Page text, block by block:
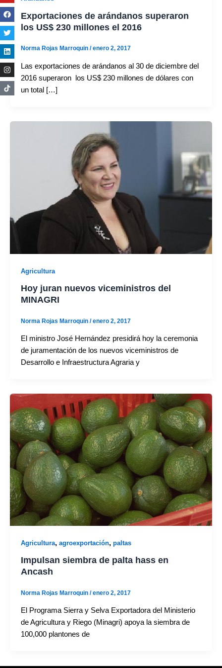
Exportaciones de arándanos superaron
los US$ 230 millones el 2016
Norma Rojas Marroquin /enero 2, 2017
Las exportaciones de arándanos al 30 de diciembre del
2016 superaron los US$ 230 millones de dólares con
un total […]
Agricultura
Hoy juran nuevos viceministros del
MINAGRI
Norma Rojas Marroquin /enero 2, 2017
El ministro José Hernández presidirá hoy la ceremonia
de juramentación de los nuevos viceministros de
Desarrollo e Infraestructura Agraria y
Agricultura, agroexportación, paltas
Impulsan siembra de palta hass en
Ancash
Norma Rojas Marroquin /enero 2, 2017
El Programa Sierra y Selva Exportadora del Ministerio
de Agricultura y Riego (Minagri) apoya la siembra de
100,000 plantones de